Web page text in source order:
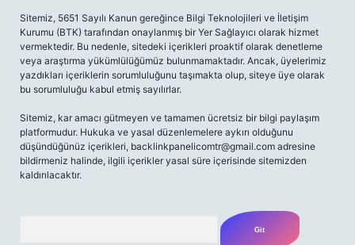
Sitemiz, 5651 Sayılı Kanun gereğince Bilgi Teknolojileri ve İletişim
Kurumu (BTK) tarafından onaylanmış bir Yer Sağlayıcı olarak hizmet
vermektedir. Bu nedenle, sitedeki içerikleri proaktif olarak denetleme
veya araştırma yükümlülüğümüz bulunmamaktadır. Ancak, üyelerimiz
yazdıkları içeriklerin sorumluluğunu taşımakta olup, siteye üye olarak
bu sorumluluğu kabul etmiş sayılırlar.
Sitemiz, kar amacı gütmeyen ve tamamen ücretsiz bir bilgi paylaşım
platformudur. Hukuka ve yasal düzenlemelere aykırı olduğunu
düşündüğünüz içerikleri, backlinkpanelicomtr@gmail.com adresine
bildirmeniz halinde, ilgili içerikler yasal süre içerisinde sitemizden
kaldırılacaktır.